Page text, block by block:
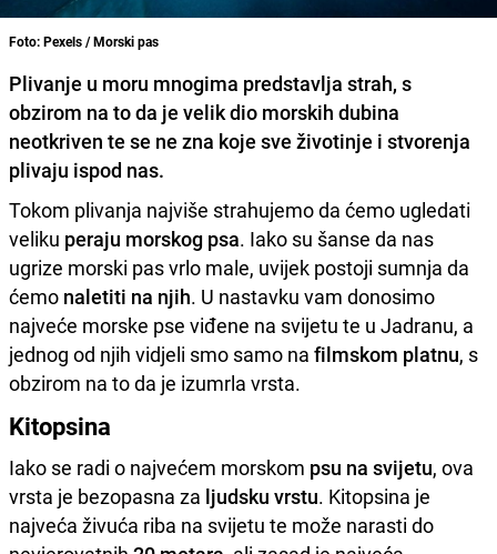
Foto: Pexels / Morski pas
Plivanje u moru mnogima predstavlja strah, s
obzirom na to da je velik dio morskih dubina
neotkriven te se ne zna koje sve životinje i stvorenja
plivaju ispod nas.
Tokom plivanja najviše strahujemo da ćemo ugledati
veliku peraju morskog psa. Iako su šanse da nas
ugrize morski pas vrlo male, uvijek postoji sumnja da
ćemo naletiti na njih. U nastavku vam donosimo
najveće morske pse viđene na svijetu te u Jadranu, a
jednog od njih vidjeli smo samo na filmskom platnu, s
obzirom na to da je izumrla vrsta.
Kitopsina
Iako se radi o najvećem morskom psu na svijetu, ova
vrsta je bezopasna za ljudsku vrstu. Kitopsina je
najveća živuća riba na svijetu te može narasti do